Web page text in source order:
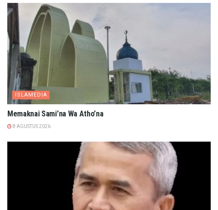
ISLAMEDIA
Memaknai Sami’na Wa Atho’na
8 AGUSTUS 2026